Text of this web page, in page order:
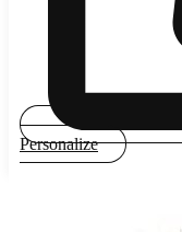
Personalize